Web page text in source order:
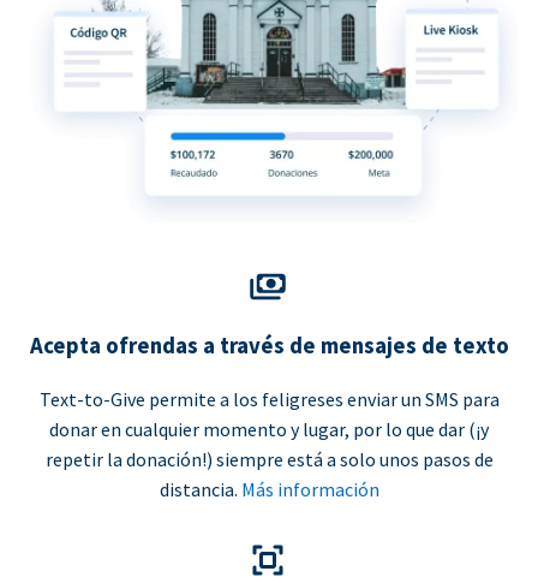
Acepta ofrendas a través de mensajes de texto
Text-to-Give permite a los feligreses enviar un SMS para
donar en cualquier momento y lugar, por lo que dar (¡y
repetir la donación!) siempre está a solo unos pasos de
distancia. Más información